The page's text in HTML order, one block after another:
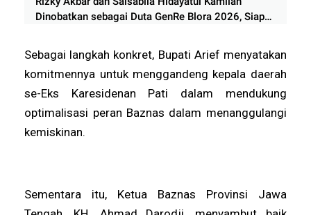
Dinobatkan sebagai Duta GenRe Blora 2026, Siap
Sebagai langkah konkret, Bupati Arief menyatakan
komitmennya untuk menggandeng kepala daerah
se-Eks Karesidenan Pati dalam mendukung
optimalisasi peran Baznas dalam menanggulangi
kemiskinan.
Sementara itu, Ketua Baznas Provinsi Jawa